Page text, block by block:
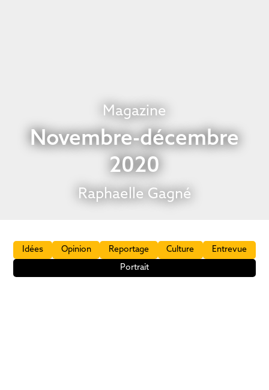
Magazine
Novembre-décembre
2020
Raphaelle Gagné
Idées Opinion Reportage Culture
Entrevue
Portrait